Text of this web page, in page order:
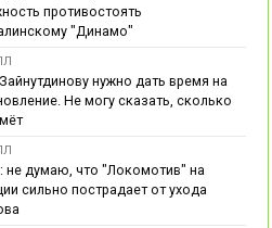
противостоять
"Динамо"
нужно дать время на
Не могу сказать, сколько
не думаю, что "Локомотив" на
сильно пострадает от ухода